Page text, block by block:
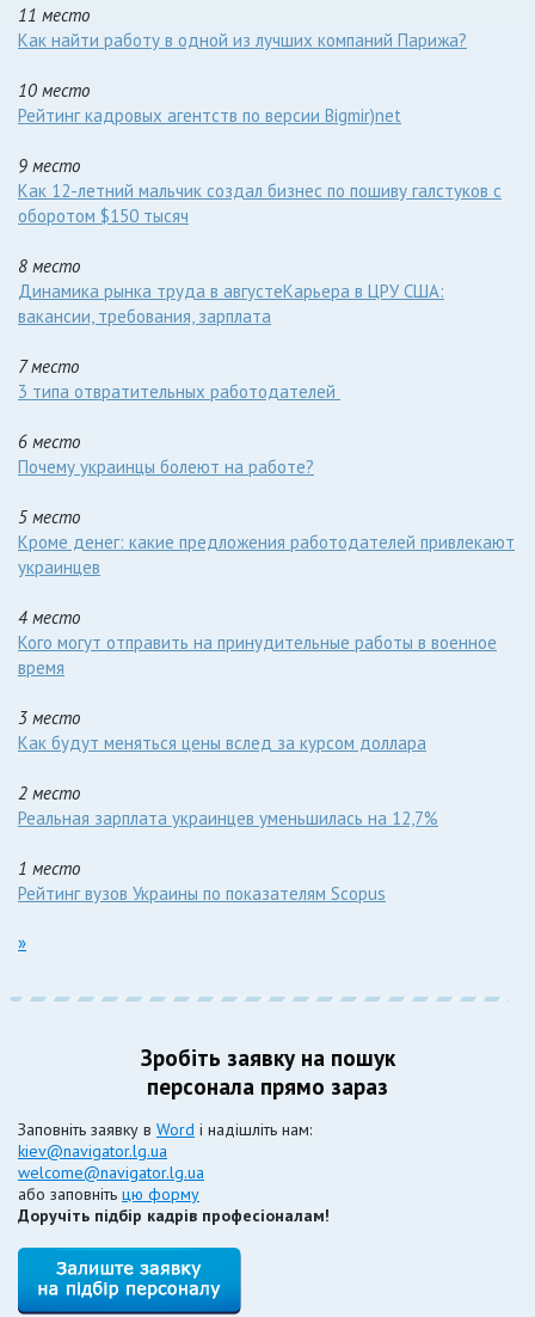
11 место
Как найти работу в одной из лучших компаний Парижа?
10 место
Рейтинг кадровых агентств по версии Bigmir)net
9 место
Как 12-летний мальчик создал бизнес по пошиву галстуков с
оборотом $150 тысяч
8 место
Динамика рынка труда в августеКарьера в ЦРУ США:
вакансии, требования, зарплата
7 место
3 типа отвратительных работодателей
6 место
Почему украинцы болеют на работе?
5 место
Кроме денег: какие предложения работодателей привлекают
украинцев
4 место
Кого могут отправить на принудительные работы в военное
время
3 место
Как будут меняться цены вслед за курсом доллара
2 место
Реальная зарплата украинцев уменьшилась на 12,7%
1 место
Рейтинг вузов Украины по показателям Scopus
»
Зробіть заявку на пошук
персонала прямо зараз
Заповніть заявку в Word і надішліть нам:
kiev@navigator.lg.ua
welcome@navigator.lg.ua
або заповніть цю форму
Доручіть підбір кадрів професіоналам!